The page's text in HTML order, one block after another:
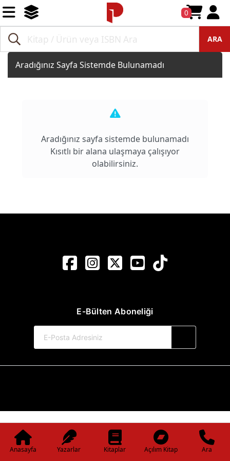
0
ARA
Aradığınız Sayfa Sistemde Bulunamadı
Aradığınız sayfa sistemde bulunamadı
Kısıtlı bir alana ulaşmaya çalışıyor
olabilirsiniz.
E-Bülten Aboneliği
Anasayfa Yazarlar Kitaplar Açılım Kitap Ara